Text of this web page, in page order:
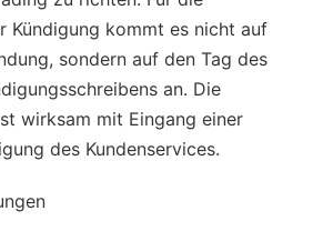
Kündigung kommt es nicht auf
sondern auf den Tag des
an. Die
wirksam mit Eingang einer
des Kundenservices.